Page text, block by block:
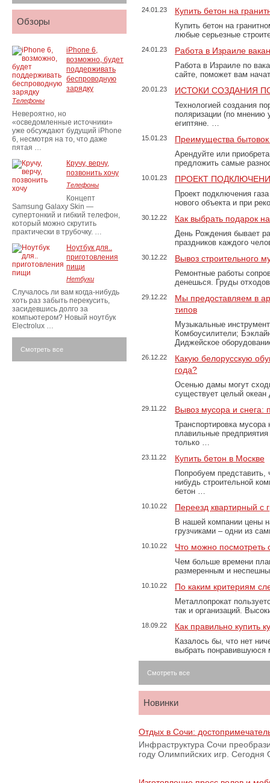
24.01.23 Купить бетон на
Купить бетон на
любые серьезные
24.01.23 Работа в Израиле
Работа в Израиле по
сайте, поможет вам
20.01.23 ИСТОКИ СОЗДАНИЯ
Технологией создания
поляризации (по
египтяне. …
15.01.23 Преимущества
Арендуйте или
предложить самые
10.01.23 ПРОЕКТ
Проект подключения
нового объекта и при
30.12.22 Как выбрать подарок
День Рождения бывает
праздников каждого
30.12.22 Вывоз строительного
Ремонтные работы
денешься. Груды
29.12.22
Мы предоставляем в
типов
Музыкальные
Комбоусилители;
Диджейское
26.12.22
Какую белорусскую
года?
Осенью дамы могут
существует целый
29.11.22 Вывоз мусора и
Транспортировка
плавильные
только …
23.11.22 Купить бетон в Москве
Попробуем представить,
нибудь строительной
бетон …
10.10.22 Переезд квартирный с
В нашей компании цены
грузчиками – одни из
10.10.22 Что можно посмотреть
Чем больше времени
размеренным и
10.10.22 По каким критериям
Металлопрокат
так и организаций.
18.09.22 Как правильно купить
Казалось бы, что нет
выбрать
Смотреть все
Новинки
Отдых в Сочи:
Инфраструктура Сочи
году Олимпийских игр.
Обзоры
iPhone 6,
возможно, будет
поддерживать
беспроводную
зарядку
Телефоны
Невероятно, но
«осведомленные источники»
уже обсуждают будущий iPhone
6, несмотря на то, что даже
пятая …
Кручу, верчу,
позвонить хочу
Телефоны
Концепт
Samsung Galaxy Skin —
супертонкий и гибкий телефон,
который можно скрутить
практически в трубочку. …
Ноутбук для..
приготовления
пищи
Нетбуки
Случалось ли вам когда-нибудь
хоть раз забыть перекусить,
засидевшись долго за
компьютером? Новый ноутбук
Electrolux …
Смотреть все